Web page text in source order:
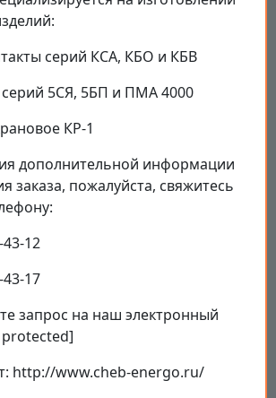
серий КСА, КБО и КБВ
5СЯ, 5БП и ПМА 4000
КР-1
дополнительной информации
заказа, пожалуйста, свяжитесь
12
17
запрос на наш электронный
protected]
http://www.cheb-energo.ru/